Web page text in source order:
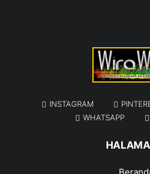
INSTAGRAM
WHATSAPP